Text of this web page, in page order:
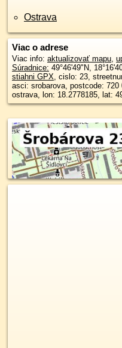
Ostrava
Viac o adrese
Viac info: aktualizovať mapu,
Súradnice: 49°46'49"N,
stiahni GPX, cislo: 23,
asci: srobarova, postcode: 720 00, city:
ostrava, lon: 18.2778185, lat: